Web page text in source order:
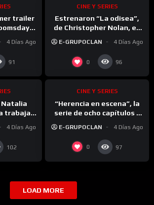
trailer
de
4 Días Ago
91
CINE Y SERIES
Estrenaron “La odisea”,
de Christopher Nolan, en
Grecia y la respuesta del
público fue muy distinta a
la que muchos esperaban
E-GRUPOCLAN 4 Días Ago
0 96
Natalia
trabajar
4 Días Ago
102
CINE Y SERIES
“Herencia en escena”, la
serie de ocho capítulos y
convirtió en la gran
sorpresa del streaming
E-GRUPOCLAN 4 Días Ago
0 97
LOAD MORE